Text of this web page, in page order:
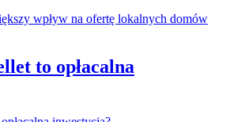
to opłacalna